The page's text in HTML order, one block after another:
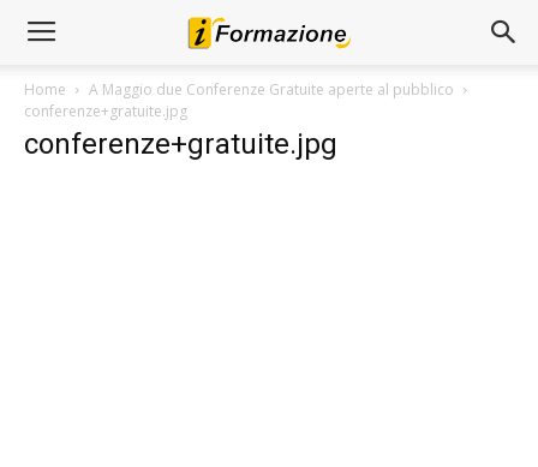
Home
A Maggio due Conferenze Gratuite aperte al pubblico
conferenze+gratuite.jpg
conferenze+gratuite.jpg